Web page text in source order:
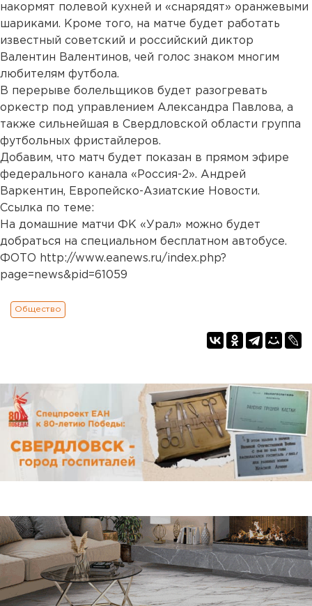
накормят полевой кухней и «снарядят» оранжевыми
шариками. Кроме того, на матче будет работать
известный советский и российский диктор
Валентин Валентинов, чей голос знаком многим
любителям футбола.
В перерыве болельщиков будет разогревать
оркестр под управлением Александра Павлова, а
также сильнейшая в Свердловской области группа
футбольных фристайлеров.
Добавим, что матч будет показан в прямом эфире
федерального канала «Россия-2». Андрей
Варкентин, Европейско-Азиатские Новости.
Ссылка по теме:
На домашние матчи ФК «Урал» можно будет
добраться на специальном бесплатном автобусе.
ФОТО http://www.eanews.ru/index.php?
page=news&pid=61059
Общество